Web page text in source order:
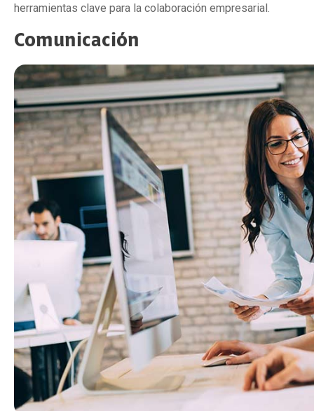
herramientas clave para la colaboración empresarial.
Comunicación